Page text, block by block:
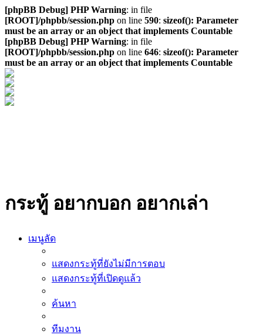
[phpBB Debug] PHP Warning: in file
[ROOT]/phpbb/session.php on line 590: sizeof(): Parameter
must be an array or an object that implements Countable
[phpBB Debug] PHP Warning: in file
[ROOT]/phpbb/session.php on line 646: sizeof(): Parameter
must be an array or an object that implements Countable
กระทู้ อยากบอก อยากเล่า
เมนูลัด
แสดงกระทู้ที่ยังไม่มีการตอบ
แสดงกระทู้ที่เปิดดูแล้ว
ค้นหา
ทีมงาน